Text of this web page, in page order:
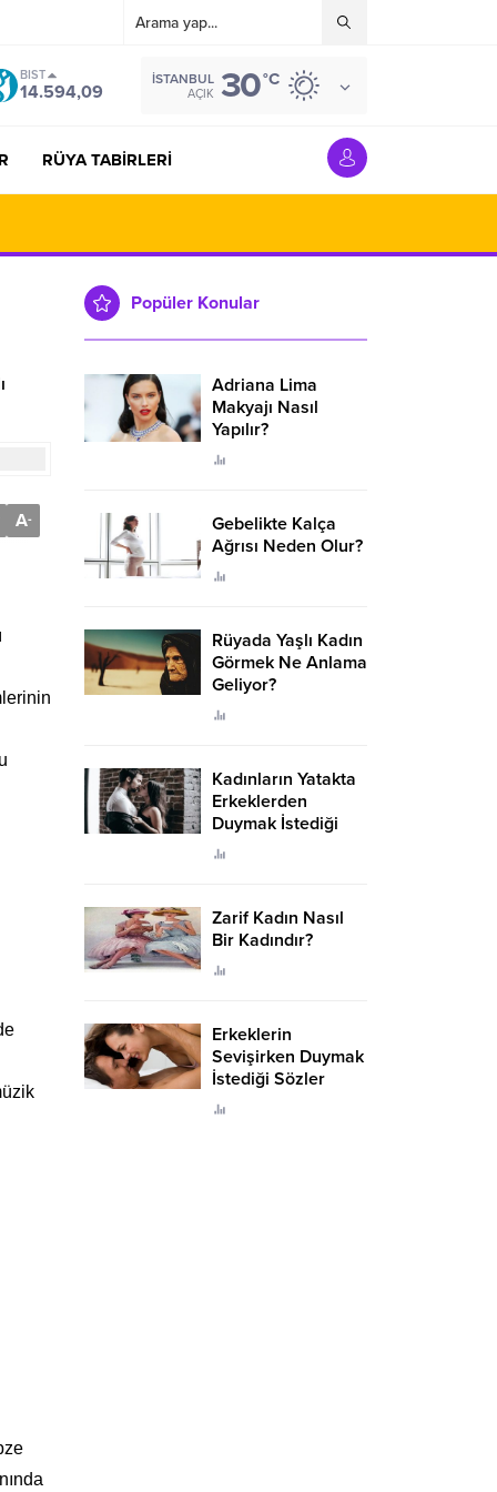
BIST
14.594,09
İSTANBUL
AÇIK 30°C
RÜYA TABİRLERİ
A-
Popüler Konular
Adriana Lima
Makyajı Nasıl
Yapılır?
Gebelikte Kalça
Ağrısı Neden Olur?
Rüyada Yaşlı Kadın
Görmek Ne Anlama
Geliyor?
Kadınların Yatakta
Erkeklerden
Duymak İstediği
Sözler
Zarif Kadın Nasıl
Bir Kadındır?
Erkeklerin
Sevişirken Duymak
İstediği Sözler
Neler?